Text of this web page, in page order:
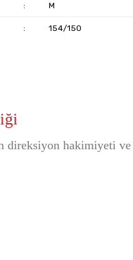
: M
: 154/150
direksiyon hakimiyeti